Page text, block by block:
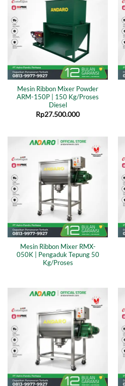
Mesin Ribbon Mixer Powder
ARM-150P | 150 Kg/Proses
Diesel
Rp27.500.000
Mesin Ribbon Mixer RMX-
050K | Pengaduk Tepung 50
Kg/Proses